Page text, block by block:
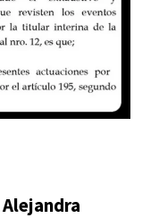
Alejandra